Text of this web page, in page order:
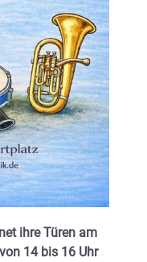
ihre Türen am
14 bis 16 Uhr